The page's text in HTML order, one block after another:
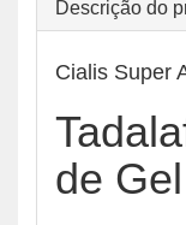
Descrição do
Cialis Super
de Gel